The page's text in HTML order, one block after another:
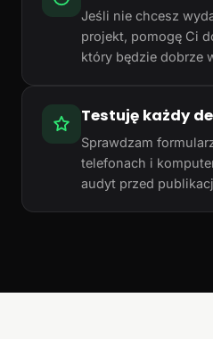
Jeśli nie chcesz
projekt, pomogę Ci
który będzie dobrze
Testuję każdy
Sprawdzam
telefonach i
audyt przed